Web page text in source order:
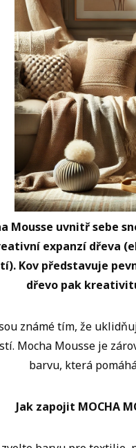
Mousse uvnitř sebe
expanzí dřeva
Kov představuje
dřevo pak
známé tím, že
Mocha Mousse je
barvu, která
Jak zapojit MOCHA